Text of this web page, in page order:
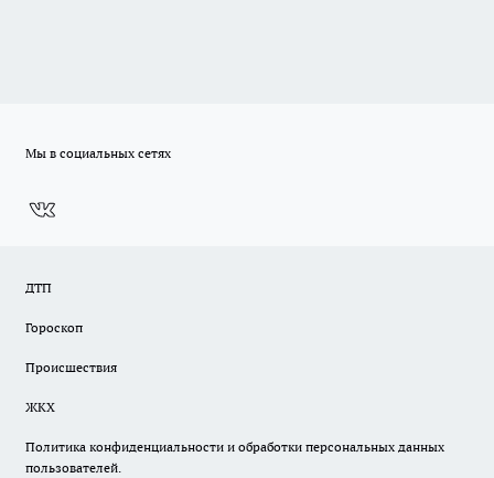
Мы в социальных сетях
ДТП
Гороскоп
Происшествия
ЖКХ
Политика конфиденциальности и обработки персональных данных
пользователей.